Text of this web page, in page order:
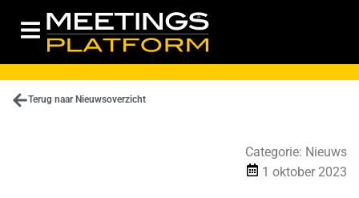
Terug naar Nieuwsoverzicht
Categorie: Nieuws
1 oktober 2023